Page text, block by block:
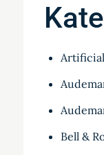
Bell &